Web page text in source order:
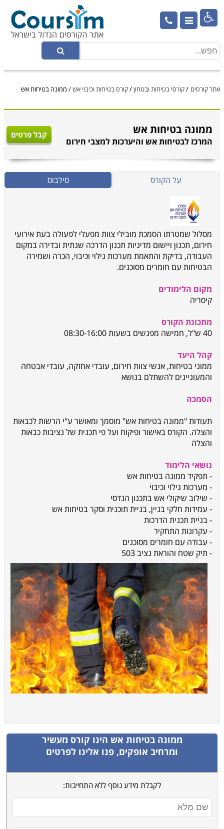

אתר קורסים /קורסי בטיחות ובטחון/קורס בטיחות וכיבוי אש/ ממונה בטיחות אש
ממונה בטיחות אש
המרכז לבטיחות אש והיערכות למצבי חירום
קבל פרטים
על הקורס סילבוס
מסלול שמטרתו הסמכת מובילי צוות מפעלי לפעולה בעת אירועי
חירום, תכנון ויישום מדיניות תכנון הדרכה שנתית ובדירה במקום
העבודה, בדיקת והתאמת מערכות גילוי וכיבוי, הכרה ושמירה
הבטיחות עם חומרים מסוכנים.
מקום הלימודים
קיסריה
מתכונת הקורס
40 ש"ל, חמישה מפגשים בשעות 08:30-16:00
קהל היעד
ממוני בטיחות, אנשי צוות חירום, עובדי אחזקה, עובדי אבטחה
והמעוניינים להשתלם בנושא
הסמכה
תעודות "ממונה בטיחות אש" מוסמך ומאושר ע"י הרשות לכבאות
והצלה. הקורס באישור ופיקוח ועל פי תכנית של נציבות כבאות
והצלה
נושאי הלימוד
- תפקיד ממונה בטיחות אש
- מערכות גילוי וכיבוי
- שילוב שיקולי אש בתכנון הנדסי
- עמידות חלקי בניין, בניית תוכנית וסקר בטיחות אש
- בניית תכנית הדרכות
- עקרונות התחקיר
- עבודה עם חומרים מסוכנים
- תיק שטח והוראת נציב 503
ממונה בטיחות אש הינו קורס מעשיר
ומרחיב אופקים, פנו אלינו לפרטים
לקבלת מידע נוסף ללא התחייבות: